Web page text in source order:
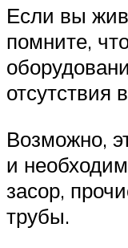
Если вы
помните,
отсутствия
Возможно,
и
засор,
трубы.